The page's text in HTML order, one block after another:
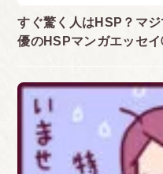
すぐ驚く人はHSP？マ
優のHSPマンガエッセ